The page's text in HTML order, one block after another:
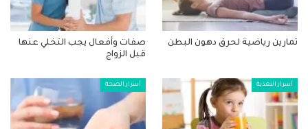
تمارين رياضية لحرق دهون البطن
صفات وأفعال يجب التخلي عنها
قبل الزواج
أسرار التغذية أسرار الصحة